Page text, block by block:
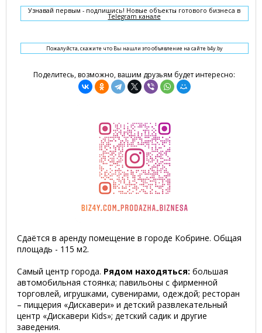
Узнавай первым - подпишись! Новые объекты готового бизнеса в
Telegram канале
Пожалуйста, скажите что Вы нашли это объявление на сайте b4y.by
Поделитесь, возможно, вашим друзьям будет интересно:
Сдаётся в аренду помещение в городе Кобрине. Общая
площадь - 115 м2.
Самый центр города. Рядом находяться: большая
автомобильная стоянка; павильоны с фирменной
торговлей, игрушками, сувенирами, одеждой; ресторан
– пиццерия «Дискавери» и детский развлекательный
центр «Дискавери Kids»; детский садик и другие
заведения.